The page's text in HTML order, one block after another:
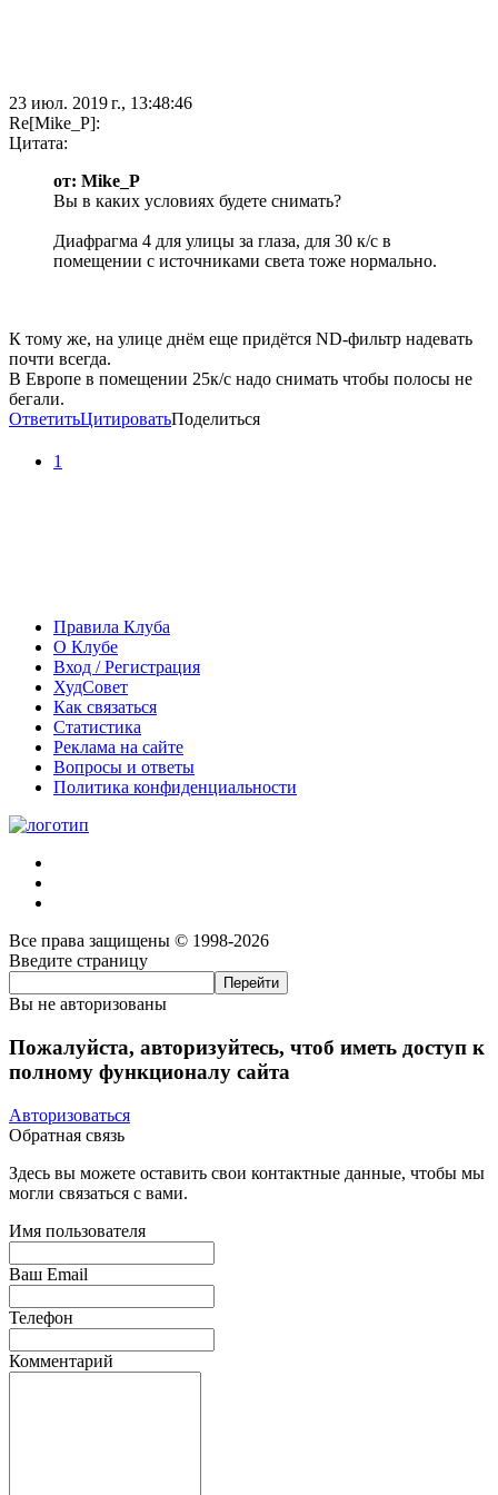
23 июл. 2019 г., 13:48:46
Re[Mike_P]:
Цитата:
от: Mike_P
Вы в каких условиях будете снимать?
Диафрагма 4 для улицы за глаза, для 30 к/с в
помещении с источниками света тоже нормально.
К тому же, на улице днём еще придётся ND-фильтр надевать
почти всегда.
В Европе в помещении 25к/с надо снимать чтобы полосы не
бегали.
ОтветитьЦитироватьПоделиться
1
Правила Клуба
О Клубе
Вход / Регистрация
ХудСовет
Как связаться
Статистика
Реклама на сайте
Вопросы и ответы
Политика конфиденциальности
Все права защищены © 1998-2026
Введите страницу
Вы не авторизованы
Пожалуйста, авторизуйтесь, чтоб иметь доступ к
полному функционалу сайта
Авторизоваться
Обратная связь
Здесь вы можете оставить свои контактные данные, чтобы мы
могли связаться с вами.
Имя пользователя
Ваш Email
Телефон
Комментарий